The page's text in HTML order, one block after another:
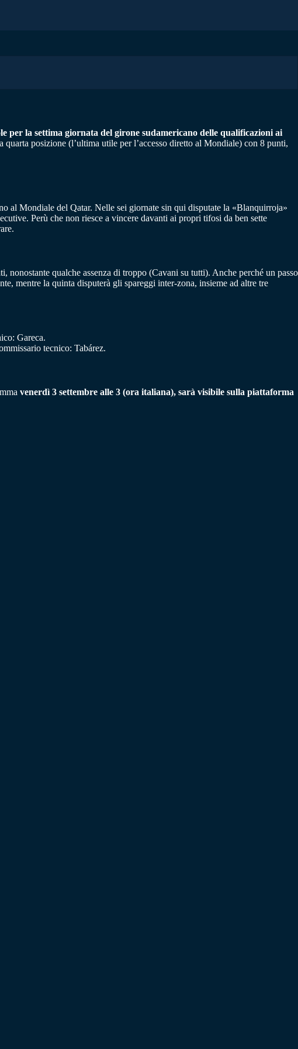
per la settima giornata del girone sudamericano delle qualificazioni ai
posizione (l’ultima utile per l’accesso diretto al Mondiale) con 8 punti,
al Mondiale del Qatar. Nelle sei giornate sin qui disputate la «Blanquirroja»
Perù che non riesce a vincere davanti ai propri tifosi da ben sette
qualche assenza di troppo (Cavani su tutti). Anche perché un passo
mentre la quinta disputerà gli spareggi inter-zona, insieme ad altre tre
Gareca.
tecnico: Tabárez.
venerdì 3 settembre alle 3 (ora italiana), sarà visibile sulla piattaforma